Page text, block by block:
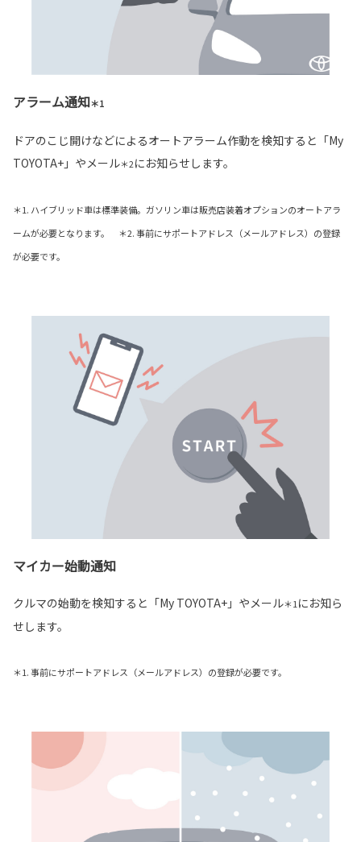
アラーム通知＊1
ドアのこじ開けなどによるオートアラーム作動を検知すると「My
TOYOTA+」やメール＊2にお知らせします。
＊1. ハイブリッド車は標準装備。ガソリン車は販売店装着オプションのオートアラ
ームが必要となります。 ＊2. 事前にサポートアドレス（メールアドレス）の登録
が必要です。
マイカー始動通知
クルマの始動を検知すると「My TOYOTA+」やメール＊1 にお知ら
せします。
＊1. 事前にサポートアドレス（メールアドレス）の登録が必要です。